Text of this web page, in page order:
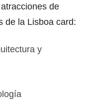
de
de la Lisboa card:
y